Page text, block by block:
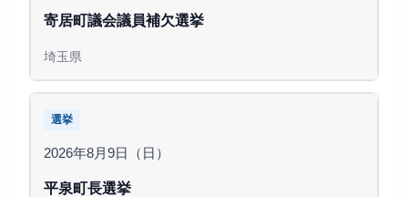
寄居町議会議員補欠選挙
埼玉県
選挙
2026年8月9日（日）
平泉町長選挙